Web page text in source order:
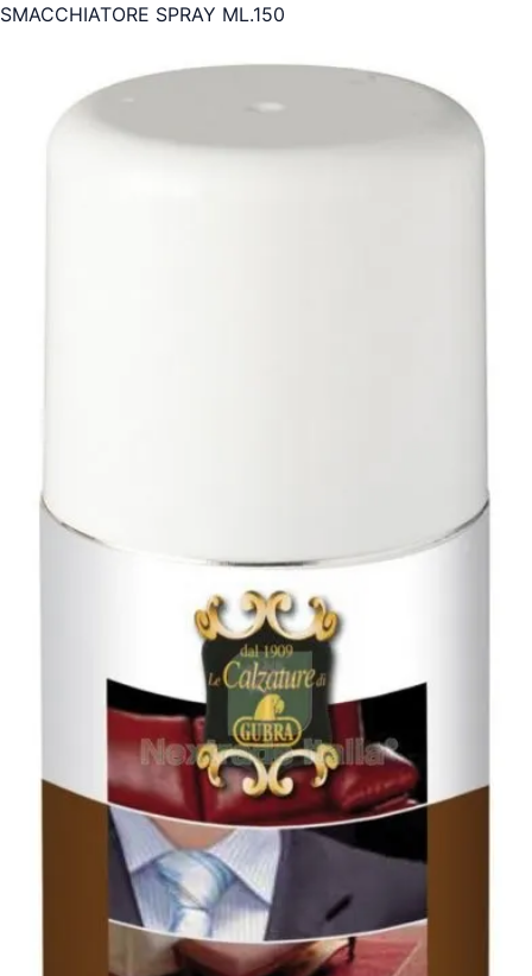
SMACCHIATORE SPRAY ML.150